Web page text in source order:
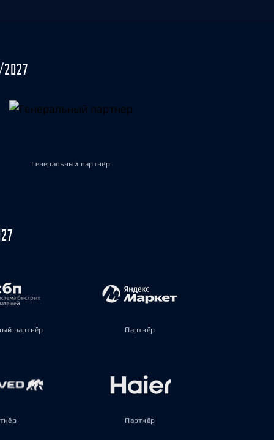
Генеральный партнёр
партнёр Партнёр
Партнёр